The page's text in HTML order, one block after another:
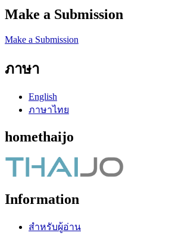
Make a Submission
Make a Submission
ภาษา
English
ภาษาไทย
homethaijo
Information
สำหรับผู้อ่าน